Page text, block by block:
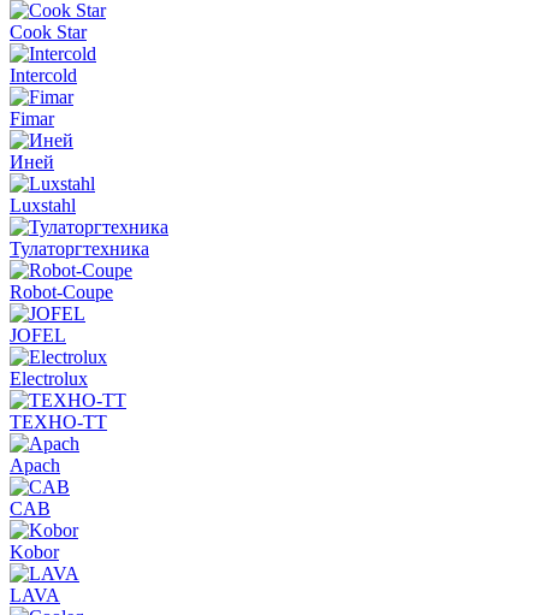
Cook Star
Intercold
Fimar
Иней
Luxstahl
Тулаторгтехника
Robot-Coupe
JOFEL
Electrolux
ТЕХНО-ТТ
Apach
CAB
Kobor
LAVA